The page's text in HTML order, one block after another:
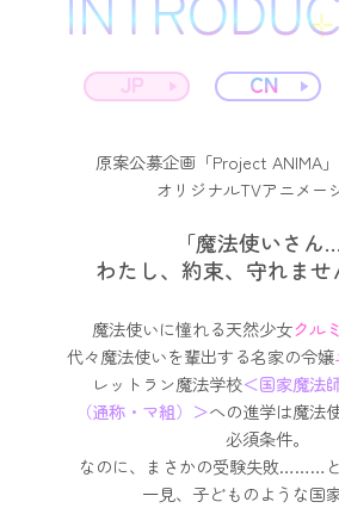
JP CN
原案公募企画「Project ANIMA
オリジナルTVアニメー
「魔法使いさ
わたし、約束、守れませ
魔法使いに憧れる天然少女クル
代々魔法使いを輩出する名家の令嬢
レットラン魔法学校＜国家魔法
（通称・マ組）＞への進学は魔法
必須条件。
なのに、まさかの受験失敗………
一見、子どものような国